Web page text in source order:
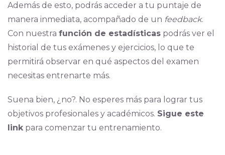
Además de esto, podrás acceder a tu puntaje de
manera inmediata, acompañado de un feedback.
Con nuestra función de estadísticaspodrás ver el
historial de tus exámenes y ejercicios, lo que te
permitirá observar en qué aspectos del examen
necesitas entrenarte más.
Suena bien, ¿no?. No esperes más para lograr tus
objetivos profesionales y académicos. Sigue este
linkpara comenzar tu entrenamiento.